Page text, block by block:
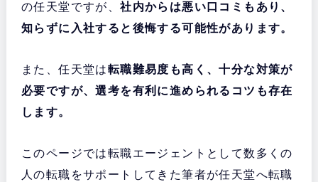
の任天堂ですが、社内からは悪い口コミもあり、
知らずに入社すると後悔する可能性があります。
また、任天堂は転職難易度も高く、十分な対策が
必要ですが、選考を有利に進められるコツも存在
します。
このページでは転職エージェントとして数多くの
人の転職をサポートしてきた筆者が任天堂へ転職